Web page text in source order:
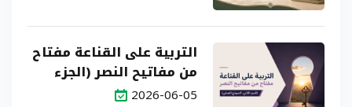
التربية على القناعة مفتاح
من مفاتيح النصر (الجزء
الثاني: النموذج العملي)
2026-06-05